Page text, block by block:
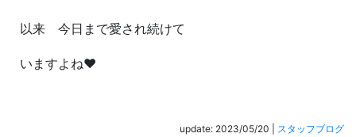
以来 今日まで愛され続けて
いますよね♥
update: 2023/05/20 スタッフブログ